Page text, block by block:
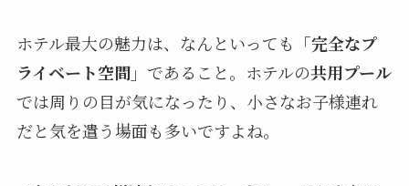
ホテル最大の魅力は、なんといっても 「完全なプ
ライベート空間」 であること。ホテルの共用プール
では周りの目が気になったり、小さなお子様連れ
だと気を遣う場面も多いですよね。